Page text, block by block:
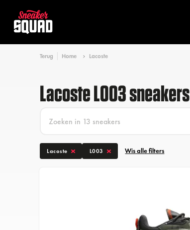
Terug Home Lacoste
Lacoste L003 sneakers
Lacoste L003 Wis alle filters